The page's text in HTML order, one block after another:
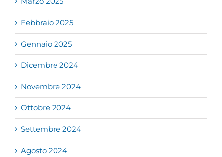
Febbraio 2025
Gennaio 2025
Dicembre 2024
Novembre 2024
Ottobre 2024
Settembre 2024
Agosto 2024